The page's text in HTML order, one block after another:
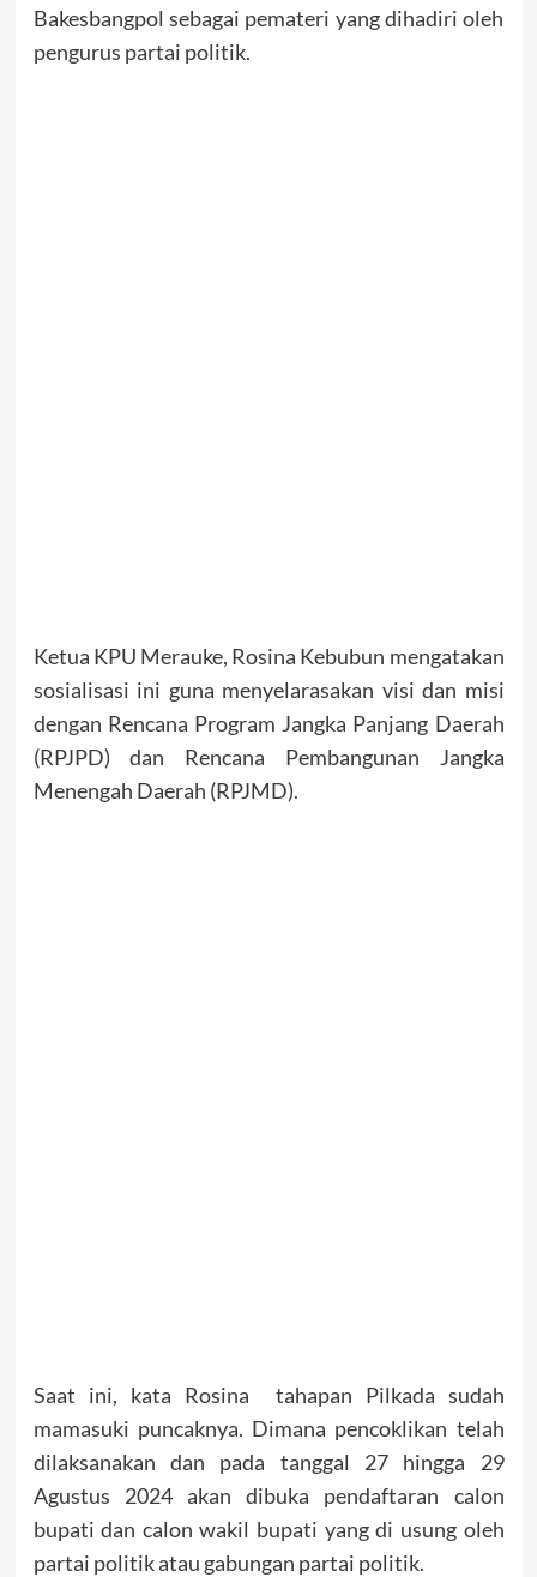
Bakesbangpol sebagai pemateri yang dihadiri oleh
pengurus partai politik.
Ketua KPU Merauke, Rosina Kebubun mengatakan
sosialisasi ini guna menyelarasakan visi dan misi
dengan Rencana Program Jangka Panjang Daerah
(RPJPD) dan Rencana Pembangunan Jangka
Menengah Daerah (RPJMD).
Saat ini, kata Rosina tahapan Pilkada sudah
mamasuki puncaknya. Dimana pencoklikan telah
dilaksanakan dan pada tanggal 27 hingga 29
Agustus 2024 akan dibuka pendaftaran calon
bupati dan calon wakil bupati yang di usung oleh
partai politik atau gabungan partai politik.